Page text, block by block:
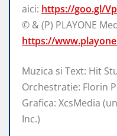
aici: https://goo.gl/
© &(P) PLAYONE
https://
Muzica si Text: Hit
Orchestratie: Florin
Grafica: XcsMedia
Inc.)